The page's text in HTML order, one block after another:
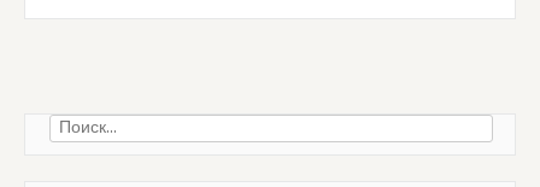
Найти: